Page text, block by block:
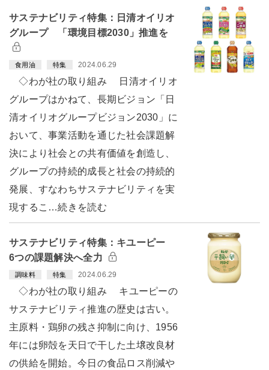
サステナビリティ特集：日清オイリオ
グループ 「環境目標2030」推進を
食用油 特集 2024.06.29
◇わが社の取り組み 日清オイリオ
グループはかねて、長期ビジョン「日
清オイリオグループビジョン2030」に
おいて、事業活動を通じた社会課題解
決により社会との共有価値を創造し、
グループの持続的成長と社会の持続的
発展、すなわちサステナビリティを実
現するこ…続きを読む
サステナビリティ特集：キユーピー
6つの課題解決へ全力
調味料 特集 2024.06.29
◇わが社の取り組み キユーピーの
サステナビリティ推進の歴史は古い。
主原料・鶏卵の残さ抑制に向け、1956
年には卵殻を天日で干した土壌改良材
の供給を開始。今日の食品ロス削減や